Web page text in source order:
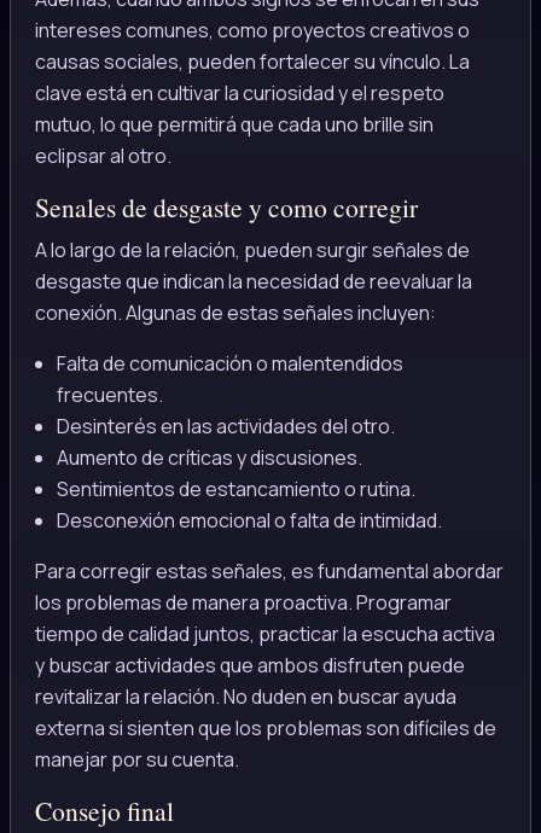
intereses comunes, como proyectos creativos o
causas sociales, pueden fortalecer su vínculo. La
clave está en cultivar la curiosidad y el respeto
mutuo, lo que permitirá que cada uno brille sin
eclipsar al otro.
Senales de desgaste y como corregir
A lo largo de la relación, pueden surgir señales de
desgaste que indican la necesidad de reevaluar la
conexión. Algunas de estas señales incluyen:
Falta de comunicación o malentendidos
frecuentes.
Desinterés en las actividades del otro.
Aumento de críticas y discusiones.
Sentimientos de estancamiento o rutina.
Desconexión emocional o falta de intimidad.
Para corregir estas señales, es fundamental abordar
los problemas de manera proactiva. Programar
tiempo de calidad juntos, practicar la escucha activa
y buscar actividades que ambos disfruten puede
revitalizar la relación. No duden en buscar ayuda
externa si sienten que los problemas son difíciles de
manejar por su cuenta.
Consejo final